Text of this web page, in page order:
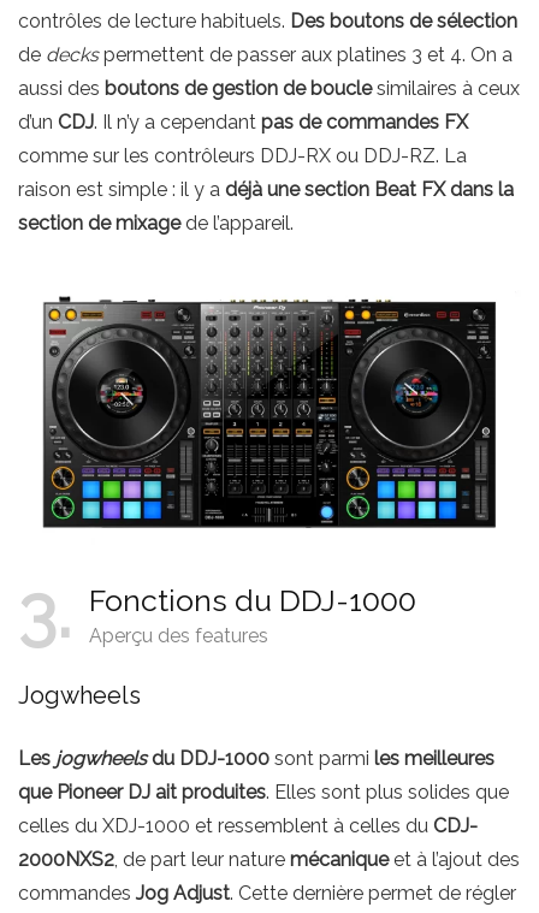
contrôles de lecture habituels. Des boutons de sélection
de deckspermettent de passer aux platines 3 et 4. On a
aussi des boutons de gestion de bouclesimilaires à ceux
d’un CDJ. Il n’y a cependant pas de commandes FX
comme sur les contrôleurs DDJ-RX ou DDJ-RZ. La
raison est simple : il y a déjà une section Beat FX dans la
section de mixagede l’appareil.
3 Fonctions du DDJ-1000
Aperçu des features
Jogwheels
Les jogwheelsdu DDJ-1000 sont parmi les meilleures
que Pioneer DJ ait produites. Elles sont plus solides que
celles du XDJ-1000 et ressemblent à celles du CDJ-
2000NXS2 , de part leur nature mécaniqueet à l’ajout des
commandes Jog Adjust. Cette dernière permet de régler